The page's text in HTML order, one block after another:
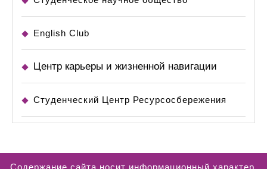
English Club
Центр карьеры и жизненной навигации
Студенческий Центр Ресурсосбережения
Содержание сайта носит информационный характер.